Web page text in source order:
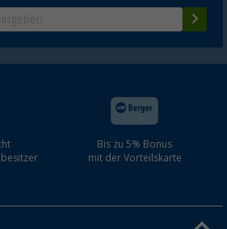
Bis zu 5% Bonus
mit der Vorteilskarte